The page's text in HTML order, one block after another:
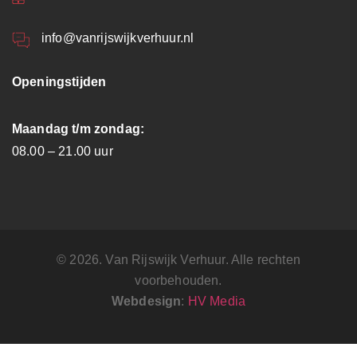
info@vanrijswijkverhuur.nl
Openingstijden
Maandag t/m zondag:
08.00 – 21.00 uur
© 2026. Van Rijswijk Verhuur. Alle rechten
voorbehouden.
Webdesign: HV Media